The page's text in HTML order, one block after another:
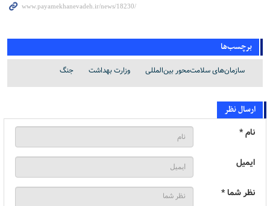
برچسب‌ها
سازمان‌های سلامت‌محور بین‌المللی وزارت بهداشت جنگ
ارسال نظر
نام *
ایمیل
نظر شما *